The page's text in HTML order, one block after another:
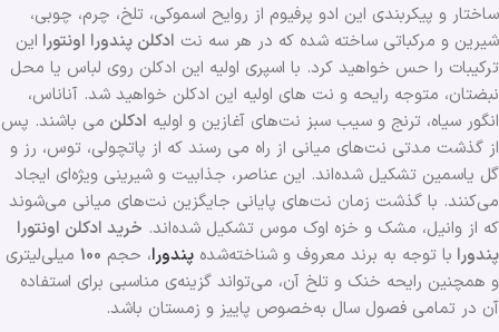
ساختار و پیکربندی این ادو پرفیوم از روایح اسموکی، تلخ، چرم، چوبی،
شیرین و مرکباتی ساخته شده که در هر سه نت ادکلن پندورا اونتورا این
ترکیبات را حس خواهید کرد. با اسپری اولیه این ادکلن روی لباس یا محل
نبضتان، متوجه رایحه و نت های اولیه این ادکلن خواهید شد. آناناس،
انگور سیاه، ترنج و سیب سبز نت‌های آغازین و اولیه ادکلن می باشند. پس
از گذشت مدتی نت‌های میانی از راه می رسند که از پاتچولی، توس، رز و
گل یاسمین تشکیل شده‌اند. این عناصر، جذابیت و شیرینی ویژه‌ای ایجاد
می‌کنند. با گذشت زمان نت‌های پایانی جایگزین نت‌های میانی می‌شوند
که از وانیل، مشک و خزه اوک موس تشکیل شده‌اند. خرید ادکلن اونتورا
پندورا با توجه به برند معروف و شناخته‌شده پندورا، حجم 100 میلی‌لیتری
و همچنین رایحه خنک و تلخ آن، می‌تواند گزینه‌ی مناسبی برای استفاده
آن در تمامی فصول سال به‌خصوص پاییز و زمستان باشد.